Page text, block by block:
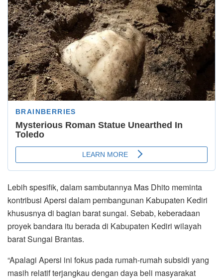
Lebih spesifik, dalam sambutannya Mas Dhito meminta
kontribusi Apersi dalam pembangunan Kabupaten Kediri
khususnya di bagian barat sungai. Sebab, keberadaan
proyek bandara itu berada di Kabupaten Kediri wilayah
barat Sungai Brantas.
“Apalagi Apersi ini fokus pada rumah-rumah subsidi yang
masih relatif terjangkau dengan daya beli masyarakat